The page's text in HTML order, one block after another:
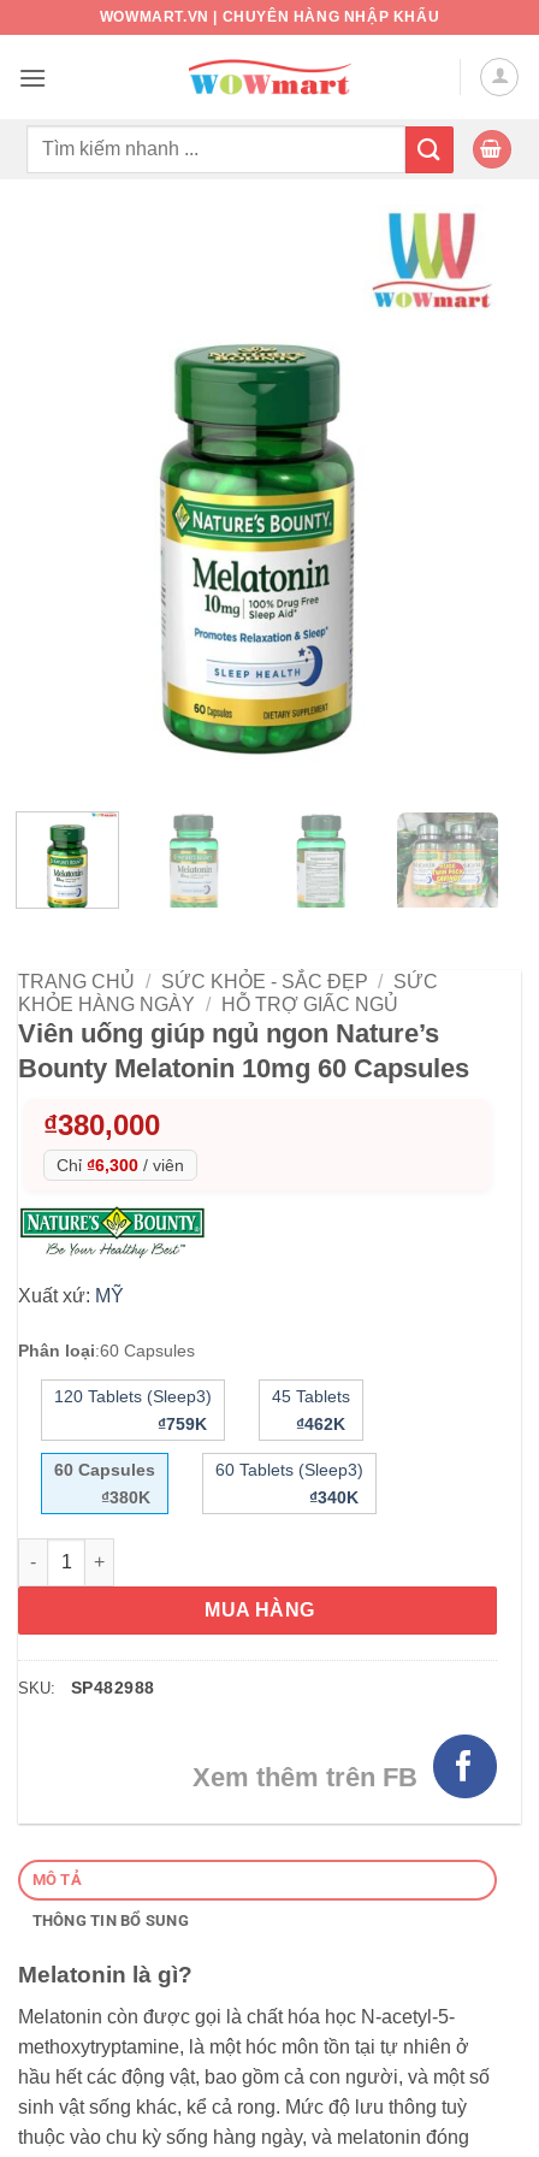
nội
WOWMART.VN | CHUYÊN HÀNG NHẬP KHẨU
Tìm
TRANG CHỦ / SỨC KHỎE - SẮC ĐẸP / SỨC
KHỎE HÀNG NGÀY / HỖ TRỢ GIẤC NGỦ
Viên uống giúp ngủ ngon Nature’s
Bounty Melatonin 10mg 60 Capsules
₫380,000
Chỉ ₫6,300 / viên
Xuất xứ: MỸ
Phân loại:60 Capsules
120 Tablets (Sleep3)
₫759K
45 Tablets
₫462K
60 Capsules
₫380K
60 Tablets (Sleep3)
₫340K
Viên uống giúp ngủ ngon Nature’s Bounty Melatonin 10mg 60
MUA HÀNG
SKU: SP482988
Xem thêm trên FB
MÔ TẢ
THÔNG TIN BỔ SUNG
Melatonin là gì?
Melatonin còn được gọi là chất hóa học N-acetyl-5-
methoxytryptamine, là một hóc môn tồn tại tự nhiên ở
hầu hết các động vật, bao gồm cả con người, và một số
sinh vật sống khác, kể cả rong. Mức độ lưu thông tuỳ
thuộc vào chu kỳ sống hàng ngày, và melatonin đóng